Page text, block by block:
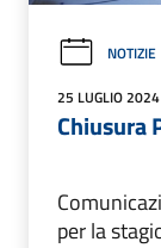
NOTIZIE
25 LUGLIO 2024
Chiusura
per la